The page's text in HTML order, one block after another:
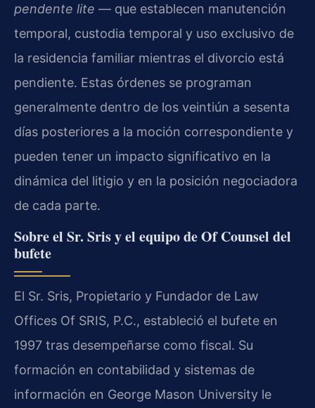
pendente lite — que establecen manutención
temporal, custodia temporal y uso exclusivo de
la residencia familiar mientras el divorcio está
pendiente. Estas órdenes se programan
generalmente dentro de los veintiún a sesenta
días posteriores a la moción correspondiente y
pueden tener un impacto significativo en la
dinámica del litigio y en la posición negociadora
de cada parte.
Sobre el Sr. Sris y el equipo de Of Counsel del
bufete
El Sr. Sris, Propietario y Fundador de Law
Offices Of SRIS, P.C., estableció el bufete en
1997 tras desempeñarse como fiscal. Su
formación en contabilidad y sistemas de
información en George Mason University le